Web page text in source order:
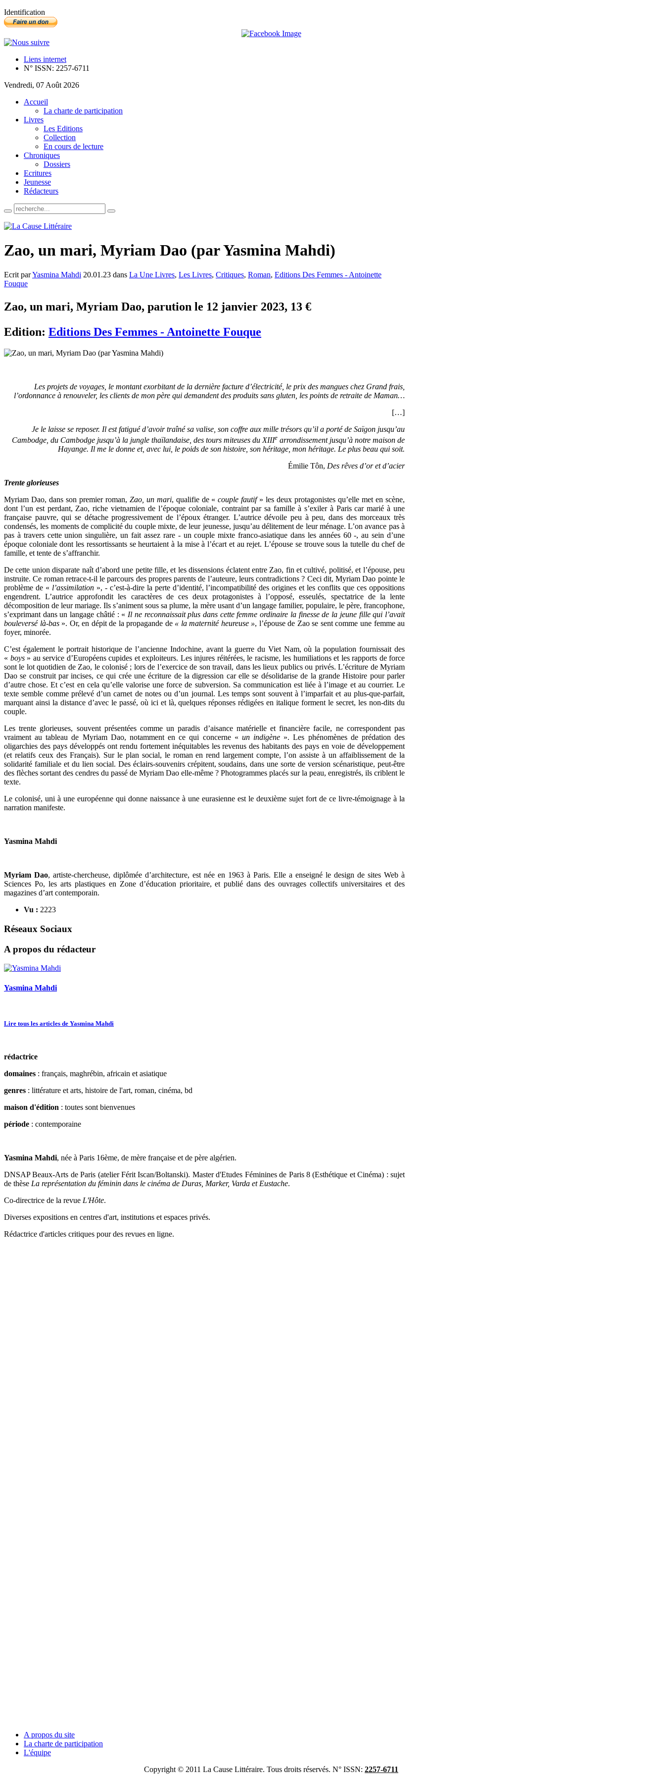
Identification
Liens internet
N° ISSN: 2257-6711
Vendredi, 07 Août 2026
Accueil
La charte de participation
Livres
Les Editions
Collection
En cours de lecture
Chroniques
Dossiers
Ecritures
Jeunesse
Rédacteurs
Zao, un mari, Myriam Dao (par Yasmina Mahdi)
Ecrit parYasmina Mahdi 20.01.23 dans La Une Livres, Les Livres, Critiques, Roman, Editions Des Femmes - Antoinette
Fouque
Zao, un mari, Myriam Dao, parution le 12 janvier 2023, 13 €
Edition: Editions Des Femmes - Antoinette Fouque
Les projets de voyages, le montant exorbitant de la dernière facture d’électricité, le prix des mangues chez Grand frais,
l’ordonnance à renouveler, les clients de mon père qui demandent des produits sans gluten, les points de retraite de Maman…
[…]
Je le laisse se reposer. Il est fatigué d’avoir traîné sa valise, son coffre aux mille trésors qu’il a porté de Saïgon jusqu’au
Cambodge, du Cambodge jusqu’à la jungle thaïlandaise, des tours miteuses du XIIIe arrondissement jusqu’à notre maison de
Hayange. Il me le donne et, avec lui, le poids de son histoire, son héritage, mon héritage. Le plus beau qui soit.
Émilie Tôn, Des rêves d’or et d’acier
Trente glorieuses
Myriam Dao, dans son premier roman, Zao, un mari, qualifie de «couple fautif» les deux protagonistes qu’elle met en scène,
dont l’un est perdant, Zao, riche vietnamien de l’époque coloniale, contraint par sa famille à s’exiler à Paris car marié à une
française pauvre, qui se détache progressivement de l’époux étranger. L’autrice dévoile peu à peu, dans des morceaux très
condensés, les moments de complicité du couple mixte, de leur jeunesse, jusqu’au délitement de leur ménage. L’on avance pas à
pas à travers cette union singulière, un fait assez rare - un couple mixte franco-asiatique dans les années 60 -, au sein d’une
époque coloniale dont les ressortissants se heurtaient à la mise à l’écart et au rejet. L’épouse se trouve sous la tutelle du chef de
famille, et tente de s’affranchir.
De cette union disparate naît d’abord une petite fille, et les dissensions éclatent entre Zao, fin et cultivé, politisé, et l’épouse, peu
instruite. Ce roman retrace-t-il le parcours des propres parents de l’auteure, leurs contradictions ? Ceci dit, Myriam Dao pointe le
problème de « l’assimilation», - c’est-à-dire la perte d’identité, l’incompatibilité des origines et les conflits que ces oppositions
engendrent. L’autrice approfondit les caractères de ces deux protagonistes à l’opposé, esseulés, spectatrice de la lente
décomposition de leur mariage. Ils s’animent sous sa plume, la mère usant d’un langage familier, populaire, le père, francophone,
s’exprimant dans un langage châtié : « Il ne reconnaissait plus dans cette femme ordinaire la finesse de la jeune fille qui l’avait
bouleversé là-bas». Or, en dépit de la propagande de « la maternité heureuse », l’épouse de Zao se sent comme une femme au
foyer, minorée.
C’est également le portrait historique de l’ancienne Indochine, avant la guerre du Viet Nam, où la population fournissait des
« boys» au service d’Européens cupides et exploiteurs. Les injures réitérées, le racisme, les humiliations et les rapports de force
sont le lot quotidien de Zao, le colonisé ; lors de l’exercice de son travail, dans les lieux publics ou privés. L’écriture de Myriam
Dao se construit par incises, ce qui crée une écriture de la digression car elle se désolidarise de la grande Histoire pour parler
d’autre chose. Et c’est en cela qu’elle valorise une force de subversion. Sa communication est liée à l’image et au courrier. Le
texte semble comme prélevé d’un carnet de notes ou d’un journal. Les temps sont souvent à l’imparfait et au plus-que-parfait,
marquant ainsi la distance d’avec le passé, où ici et là, quelques réponses rédigées en italique forment le secret, les non-dits du
couple.
Les trente glorieuses, souvent présentées comme un paradis d’aisance matérielle et financière facile, ne correspondent pas
vraiment au tableau de Myriam Dao, notamment en ce qui concerne « un indigène ». Les phénomènes de prédation des
oligarchies des pays développés ont rendu fortement inéquitables les revenus des habitants des pays en voie de développement
(et relatifs ceux des Français). Sur le plan social, le roman en rend largement compte, l’on assiste à un affaiblissement de la
solidarité familiale et du lien social. Des éclairs-souvenirs crépitent, soudains, dans une sorte de version scénaristique, peut-être
des flèches sortant des cendres du passé de Myriam Dao elle-même ? Photogrammes placés sur la peau, enregistrés, ils criblent le
texte.
Le colonisé, uni à une européenne qui donne naissance à une eurasienne est le deuxième sujet fort de ce livre-témoignage à la
narration manifeste.
Yasmina Mahdi
Myriam Dao, artiste-chercheuse, diplômée d’architecture, est née en 1963 à Paris. Elle a enseigné le design de sites Web à
Sciences Po, les arts plastiques en Zone d’éducation prioritaire, et publié dans des ouvrages collectifs universitaires et des
magazines d’art contemporain.
Vu : 2223
Réseaux Sociaux
A propos du rédacteur
Yasmina Mahdi
Lire tous les articles de Yasmina Mahdi
rédactrice
domaines : français, maghrébin, africain et asiatique
genres : littérature et arts, histoire de l'art, roman, cinéma, bd
maison d'édition : toutes sont bienvenues
période : contemporaine
Yasmina Mahdi, née à Paris 16ème, de mère française et de père algérien.
DNSAP Beaux-Arts de Paris (atelier Férit Iscan/Boltanski). Master d'Etudes Féminines de Paris 8 (Esthétique et Cinéma) : sujet
de thèse La représentation du féminin dans le cinéma de Duras, Marker, Varda et Eustache.
Co-directrice de la revue L'Hôte.
Diverses expositions en centres d'art, institutions et espaces privés.
Rédactrice d'articles critiques pour des revues en ligne.
A propos du site
La charte de participation
L'équipe
Copyright © 2011 La Cause Littéraire. Tous droits réservés. N° ISSN: 2257-6711